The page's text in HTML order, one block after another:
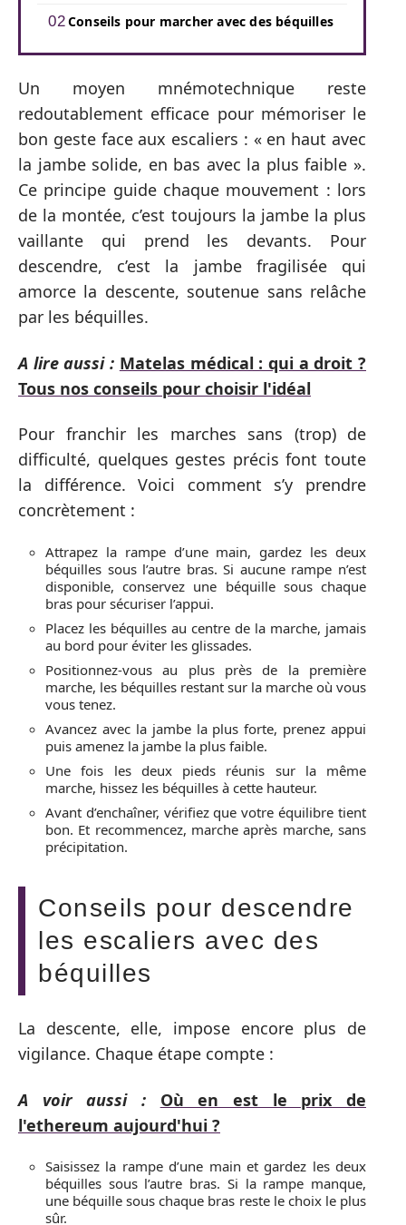
Conseils pour marcher avec des béquilles
Un moyen mnémotechnique reste
redoutablement efficace pour mémoriser le
bon geste face aux escaliers : « en haut avec
la jambe solide, en bas avec la plus faible ».
Ce principe guide chaque mouvement : lors
de la montée, c’est toujours la jambe la plus
vaillante qui prend les devants. Pour
descendre, c’est la jambe fragilisée qui
amorce la descente, soutenue sans relâche
par les béquilles.
A lire aussi : Matelas médical : qui a droit ?
Tous nos conseils pour choisir l'idéal
Pour franchir les marches sans (trop) de
difficulté, quelques gestes précis font toute
la différence. Voici comment s’y prendre
concrètement :
Attrapez la rampe d’une main, gardez les deux
béquilles sous l’autre bras. Si aucune rampe n’est
disponible, conservez une béquille sous chaque
bras pour sécuriser l’appui.
Placez les béquilles au centre de la marche, jamais
au bord pour éviter les glissades.
Positionnez-vous au plus près de la première
marche, les béquilles restant sur la marche où vous
vous tenez.
Avancez avec la jambe la plus forte, prenez appui
puis amenez la jambe la plus faible.
Une fois les deux pieds réunis sur la même
marche, hissez les béquilles à cette hauteur.
Avant d’enchaîner, vérifiez que votre équilibre tient
bon. Et recommencez, marche après marche, sans
précipitation.
Conseils pour descendre
les escaliers avec des
béquilles
La descente, elle, impose encore plus de
vigilance. Chaque étape compte :
A voir aussi :
Où en est le prix de
l'ethereum aujourd'hui ?
Saisissez la rampe d’une main et gardez les deux
béquilles sous l’autre bras. Si la rampe manque,
une béquille sous chaque bras reste le choix le plus
sûr.